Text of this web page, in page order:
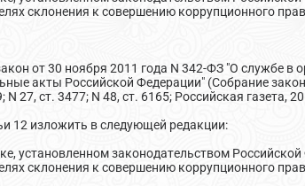
склонения к совершению коррупционного
от 30 ноября 2011 года N 342-ФЗ "О службе в
акты Российской Федерации" (Собрание
N 27, ст. 3477; N 48, ст. 6165; Российская газета,
12 изложить в следующей редакции:
установленном законодательством
склонения к совершению коррупционного